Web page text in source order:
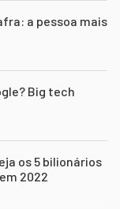
a pessoa mais
Big tech
os 5 bilionários
2022